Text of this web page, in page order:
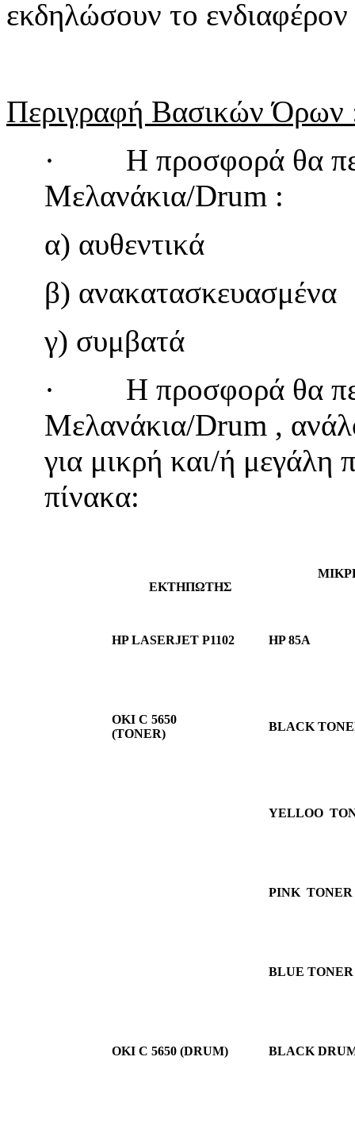
εκδηλώσουν το
Περιγραφή Βασικών Όρων
· Η προσφορά θα
Μελανάκια/Drum :
α) αυθεντικά
β) ανακατασκευασμένα
γ) συμβατά
· Η προσφορά θα
Μελανάκια/Drum ,
για μικρή και/ή
πίνακα:
ΕΚΤΗΠΩΤΗΣ
HP LASERJET P1102 HP 85A
OKI C 5650
(TONER)
BLACK
YELLOO
PINK TONER
BLUE TONER
OKI C 5650(DRUM) BLACK